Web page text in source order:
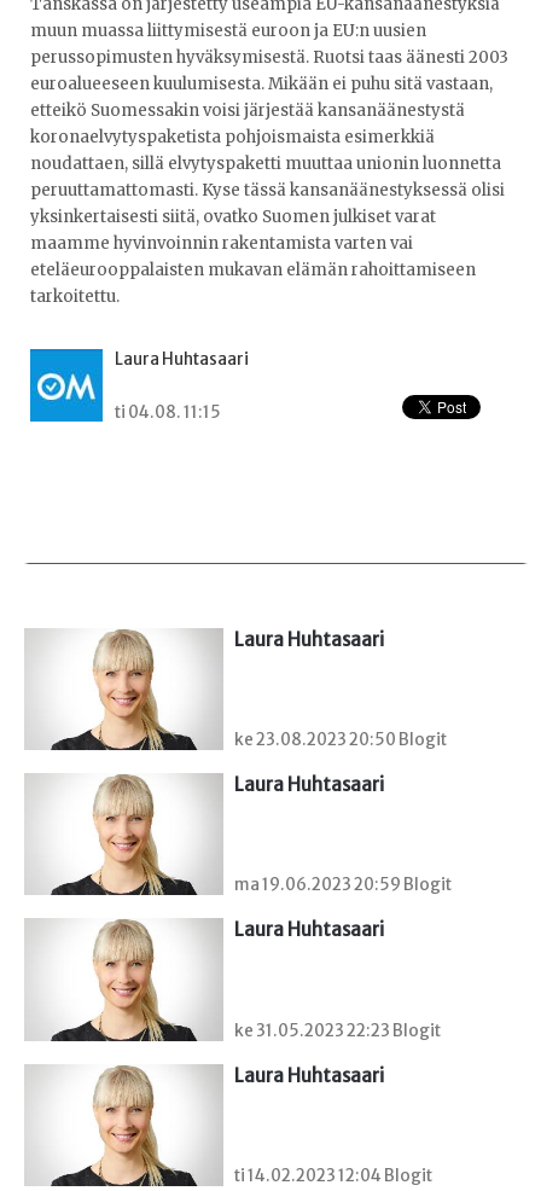
Tanskassa on järjestetty useampia EU-kansanäänestyksiä
muun muassa liittymisestä euroon ja EU:n uusien
perussopimusten hyväksymisestä. Ruotsi taas äänesti 2003
euroalueeseen kuulumisesta. Mikään ei puhu sitä vastaan,
etteikö Suomessakin voisi järjestää kansanäänestystä
koronaelvytyspaketista pohjoismaista esimerkkiä
noudattaen, sillä elvytyspaketti muuttaa unionin luonnetta
peruuttamattomasti. Kyse tässä kansanäänestyksessä olisi
yksinkertaisesti siitä, ovatko Suomen julkiset varat
maamme hyvinvoinnin rakentamista varten vai
eteläeurooppalaisten mukavan elämän rahoittamiseen
tarkoitettu.
Laura Huhtasaari
ti 04.08. 11:15
Laura Huhtasaari
ke 23.08.2023 20:50 Blogit
Laura Huhtasaari
ma 19.06.2023 20:59 Blogit
Laura Huhtasaari
ke 31.05.2023 22:23 Blogit
Laura Huhtasaari
ti 14.02.2023 12:04 Blogit